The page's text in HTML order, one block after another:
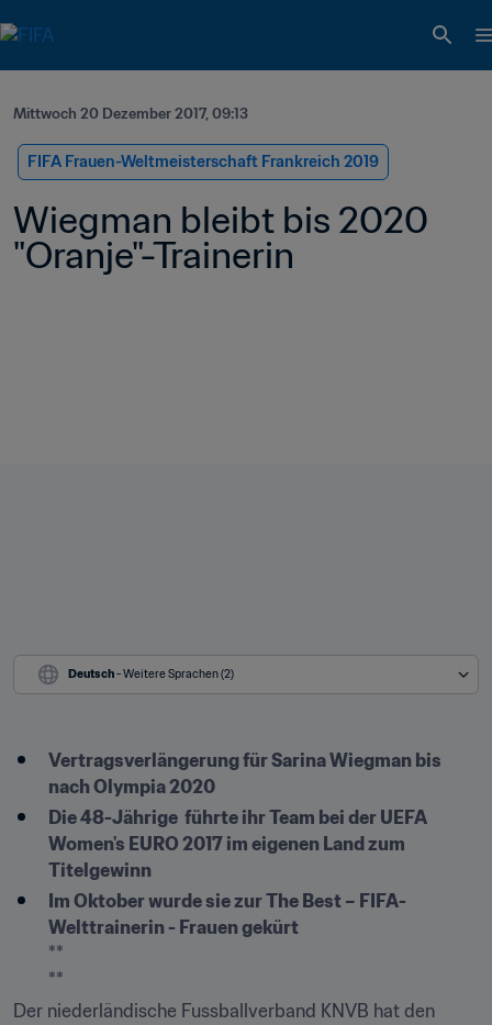
Mittwoch 20 Dezember 2017, 09:13
FIFA Frauen-Weltmeisterschaft Frankreich 2019
Wiegman bleibt bis 2020
"Oranje"-Trainerin
Deutsch - Weitere Sprachen (2)
Vertragsverlängerung für Sarina Wiegman bis
nach Olympia 2020
Die 48-Jährige  führte ihr Team bei der UEFA
Women's EURO 2017 im eigenen Land zum
Titelgewinn
Im Oktober wurde sie zur The Best – FIFA-
Welttrainerin - Frauen gekürt
**
**
Der niederländische Fussballverband KNVB hat den